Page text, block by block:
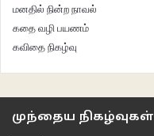
மனதில் நின்ற நாவல்
கதை வழி பயணம்
கவிதை நிகழ்வு
முந்தைய நிகழ்வுகள்